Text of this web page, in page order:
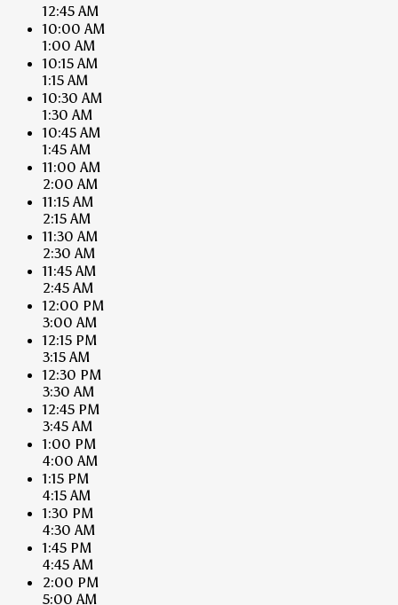
12:45 AM
10:00 AM
1:00 AM
10:15 AM
1:15 AM
10:30 AM
1:30 AM
10:45 AM
1:45 AM
11:00 AM
2:00 AM
11:15 AM
2:15 AM
11:30 AM
2:30 AM
11:45 AM
2:45 AM
12:00 PM
3:00 AM
12:15 PM
3:15 AM
12:30 PM
3:30 AM
12:45 PM
3:45 AM
1:00 PM
4:00 AM
1:15 PM
4:15 AM
1:30 PM
4:30 AM
1:45 PM
4:45 AM
2:00 PM
5:00 AM